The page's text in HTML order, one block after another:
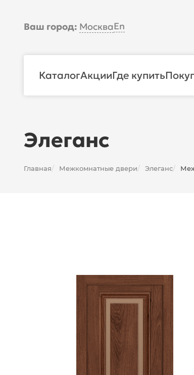
Ваш город: МоскваEn
КаталогАкцииГде купить
Элеганс
Главная/ Межкомнатные двери/ Элеганс/